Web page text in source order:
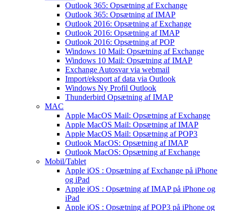
Outlook 365: Opsætning af Exchange
Outlook 365: Opsætning af IMAP
Outlook 2016: Opsætning af Exchange
Outlook 2016: Opsætning af IMAP
Outlook 2016: Opsætning af POP
Windows 10 Mail: Opsætning af Exchange
Windows 10 Mail: Opsætning af IMAP
Exchange Autosvar via webmail
Import/eksport af data via Outlook
Windows Ny Profil Outlook
Thunderbird Opsætning af IMAP
MAC
Apple MacOS Mail: Opsætning af Exchange
Apple MacOS Mail: Opsætning af IMAP
Apple MacOS Mail: Opsætning af POP3
Outlook MacOS: Opsætning af IMAP
Outlook MacOS: Opsætning af Exchange
Mobil/Tablet
Apple iOS : Opsætning af Exchange på iPhone
og iPad
Apple iOS : Opsætning af IMAP på iPhone og
iPad
Apple iOS : Opsætning af POP3 på iPhone og